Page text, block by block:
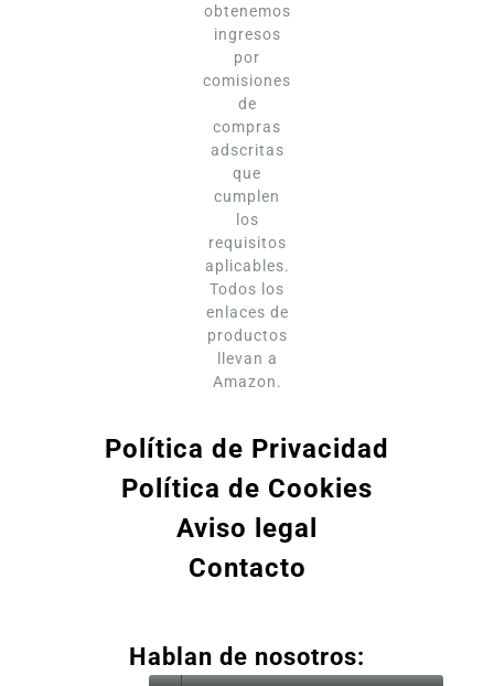
obtenemos
ingresos
por
comisiones
de
compras
adscritas
que
cumplen
los
requisitos
aplicables.
Todos los
enlaces de
productos
llevan a
Amazon.
Política de Privacidad
Política de Cookies
Aviso legal
Contacto
Hablan de nosotros: